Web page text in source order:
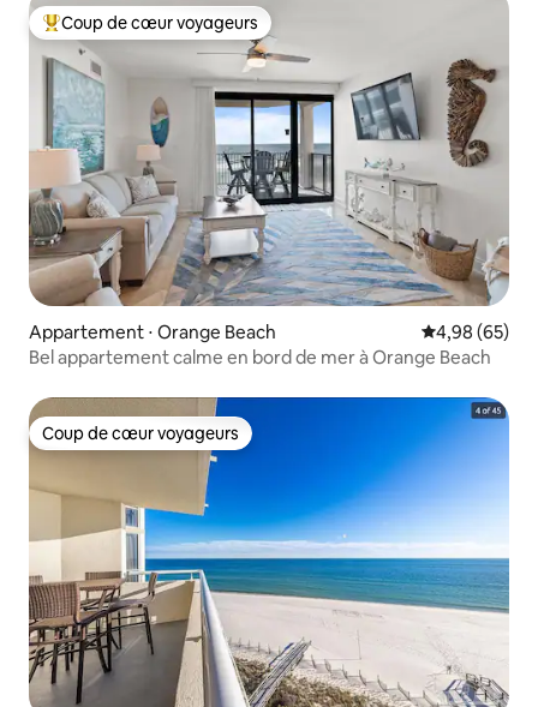
Coups de cœur voyageurs les plus appréciés
Coup de cœur voyageurs
Appartement ⋅ Orange Beach Évaluation
4,98 (65)
Bel appartement calme en bord de mer à Orange Beach
Coup de cœur voyageurs
Coup de cœur voyageurs